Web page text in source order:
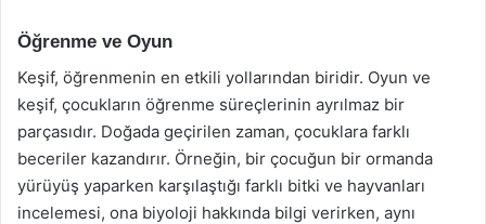
Öğrenme ve Oyun
Keşif, öğrenmenin en etkili yollarından biridir. Oyun ve
keşif, çocukların öğrenme süreçlerinin ayrılmaz bir
parçasıdır. Doğada geçirilen zaman, çocuklara farklı
beceriler kazandırır. Örneğin, bir çocuğun bir ormanda
yürüyüş yaparken karşılaştığı farklı bitki ve hayvanları
incelemesi, ona biyoloji hakkında bilgi verirken, aynı